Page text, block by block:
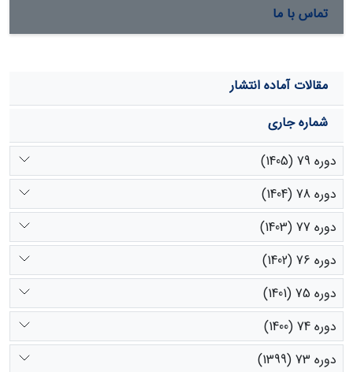
تماس با ما
مقالات آماده انتشار
شماره جاری
دوره 79 (1405)
دوره 78 (1404)
دوره 77 (1403)
دوره 76 (1402)
دوره 75 (1401)
دوره 74 (1400)
دوره 73 (1399)